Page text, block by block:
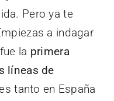
Pero ya te
a indagar
la primera
líneas de
tanto en España